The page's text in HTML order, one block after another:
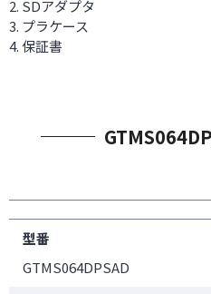
SDアダプタ
プラケース
保証書
型番
GTMS064DPSAD